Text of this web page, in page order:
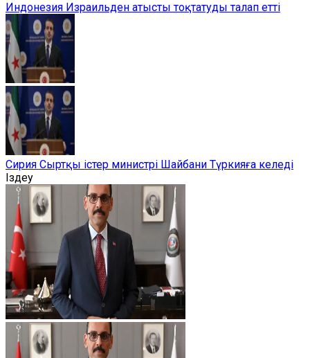
Индонезия Израильден атысты тоқтатуды талап етті
Сирия Сыртқы істер министрі Шайбани Түркияға келеді
Іздеу